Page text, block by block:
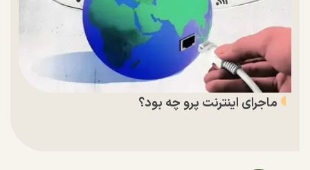
ماجرای اینترنت پرو چه بود؟